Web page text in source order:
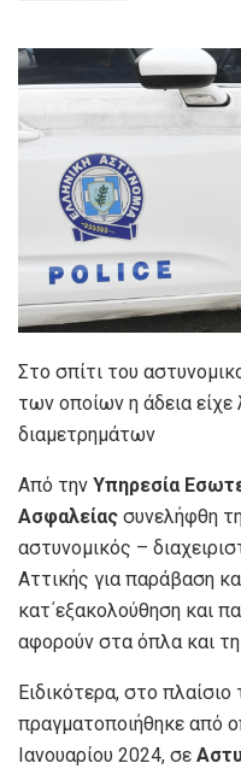
Στο σπίτι του
των οποίων η άδεια είχε
διαμετρημάτων
Από την Υπηρεσία
Ασφαλείας συνελήφθη
αστυνομικός –
Αττικής για παράβαση
κατ΄εξακολούθηση και
αφορούν στα όπλα και
Ειδικότερα, στο
πραγματοποιήθηκε από
Ιανουαρίου 2024, σε